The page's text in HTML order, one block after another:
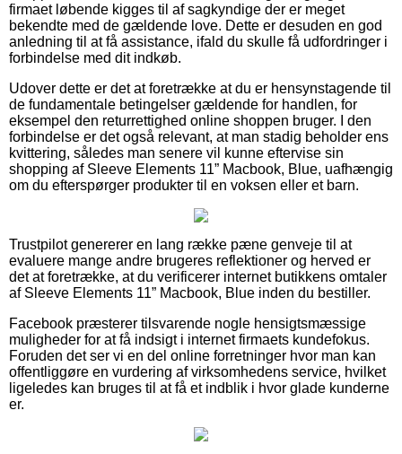
firmaet løbende kigges til af sagkyndige der er meget
bekendte med de gældende love. Dette er desuden en god
anledning til at få assistance, ifald du skulle få udfordringer i
forbindelse med dit indkøb.
Udover dette er det at foretrække at du er hensynstagende til
de fundamentale betingelser gældende for handlen, for
eksempel den returrettighed online shoppen bruger. I den
forbindelse er det også relevant, at man stadig beholder ens
kvittering, således man senere vil kunne eftervise sin
shopping af Sleeve Elements 11” Macbook, Blue, uafhængig
om du efterspørger produkter til en voksen eller et barn.
Trustpilot genererer en lang række pæne genveje til at
evaluere mange andre brugeres reflektioner og herved er
det at foretrække, at du verificerer internet butikkens omtaler
af Sleeve Elements 11” Macbook, Blue inden du bestiller.
Facebook præsterer tilsvarende nogle hensigtsmæssige
muligheder for at få indsigt i internet firmaets kundefokus.
Foruden det ser vi en del online forretninger hvor man kan
offentliggøre en vurdering af virksomhedens service, hvilket
ligeledes kan bruges til at få et indblik i hvor glade kunderne
er.